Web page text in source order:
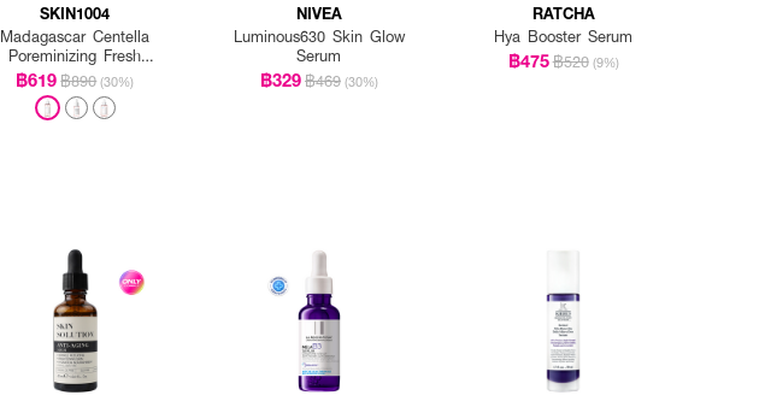
SKIN1004
Madagascar Centella
Poreminizing Fresh
Ampoule
฿619฿890 (30%)
NIVEA
Luminous630 Skin Glow
Serum
฿329฿469 (30%)
RATCHA
Hya Booster Serum
฿475฿520 (9%)